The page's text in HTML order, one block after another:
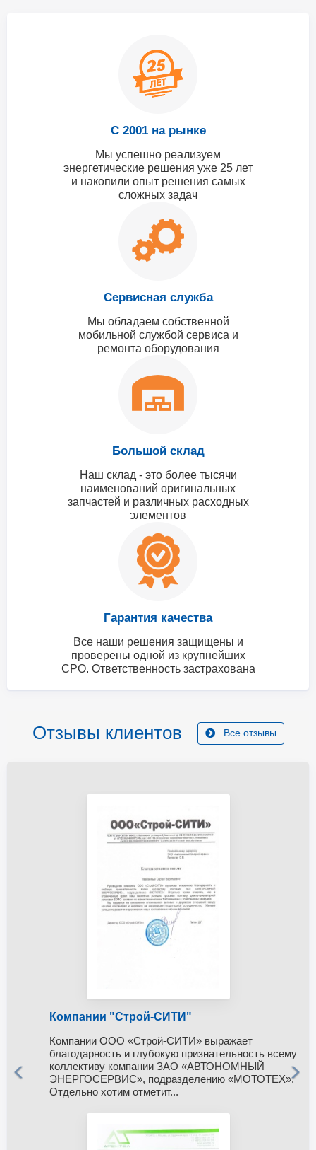
С 2001 на рынке
Мы успешно реализуем
энергетические решения уже 25 лет
и накопили опыт решения самых
сложных задач
Сервисная служба
Мы обладаем собственной
мобильной службой сервиса и
ремонта оборудования
Большой склад
Наш склад - это более тысячи
наименований оригинальных
запчастей и различных расходных
элементов
Гарантия качества
Все наши решения защищены и
проверены одной из крупнейших
СРО. Ответственность застрахована
Отзывы клиентов Все отзывы
Компании "Строй-СИТИ"
Компании ООО «Строй-СИТИ» выражает
благодарность и глубокую признательность всему
коллективу компании ЗАО «АВТОНОМНЫЙ
ЭНЕРГОСЕРВИС», подразделению «МОТОТЕХ».
Отдельно хотим отметит...